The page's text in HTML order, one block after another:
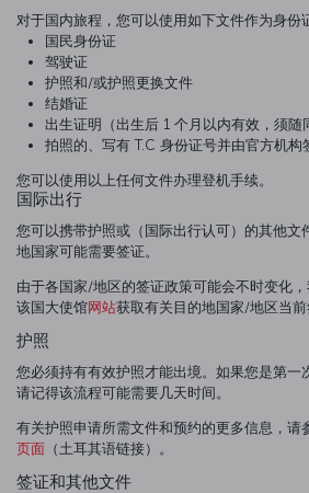
对于国内旅程，您可以使用如下文件作为身份
国民身份证
驾驶证
护照和/或护照更换文件
结婚证
出生证明（出生后 1 个月以内有效，须随
拍照的、写有 T.C 身份证号并由官方机
您可以使用以上任何文件办理登机手续。
国际出行
您可以携带护照或（国际出行认可）的其他文
地国家可能需要签证。
由于各国家/地区的签证政策可能会不时变化
该国大使馆网站获取有关目的地国家/地区当前
护照
您必须持有有效护照才能出境。如果您是第一
请记得该流程可能需要几天时间。
有关护照申请所需文件和预约的更多信息，请
页面 （土耳其语链接）。
签证和其他文件